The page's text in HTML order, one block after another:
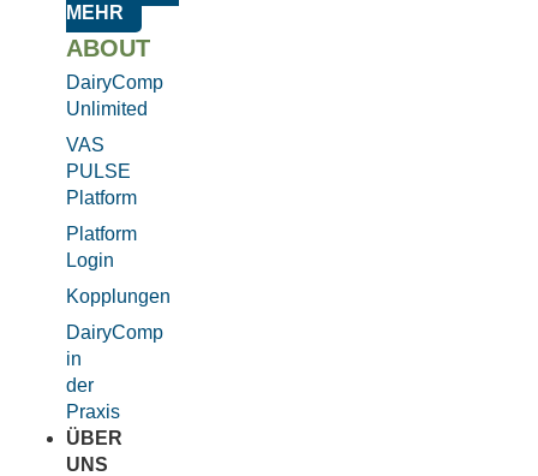
MEHR
ABOUT
DairyComp
Unlimited
VAS
PULSE
Platform
Platform
Login
Kopplungen
DairyComp
in
der
Praxis
ÜBER
UNS